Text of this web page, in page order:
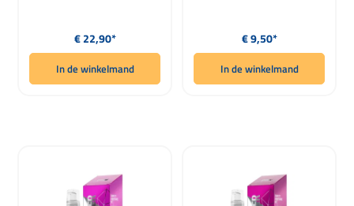
Normale prijs:
€ 22,90*
In de winkelmand
Normale prijs:
€ 9,50*
In de winkelmand